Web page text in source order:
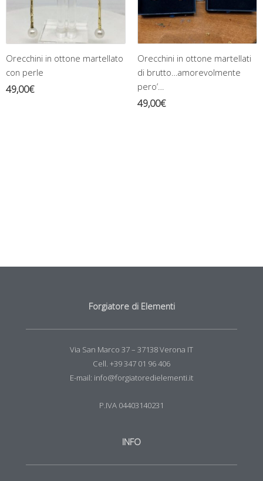
Orecchini in ottone martellato
con perle
49,00€
Orecchini in ottone martellati
di brutto…amorevolmente
pero’…
49,00€
Forgiatore di Elementi
Via San Marco 37 – 37138 Verona IT
Cell. +39 347 01 96 406
E-mail: info@forgiatoredielementi.it
P.IVA 04403140231
INFO